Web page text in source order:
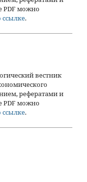
PDF можно
ссылке.
вестник
рефератами и
PDF можно
ссылке.